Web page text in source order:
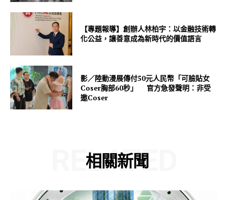
【專題報導】創辦人林柏宇：以金融技術轉
化公益，讓善意成為新時代的價值語言
影／陸動漫展傳付50元人民幣「可臉貼女
Coser胸部60秒」 官方急發聲明：非受
邀Coser
相關新聞
RELATED